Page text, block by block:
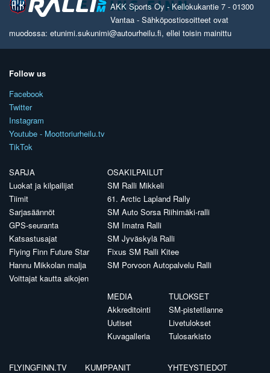
AKK Sports Oy - Kellokukantie 7 - 01300
Vantaa - Sähköpostiosoitteet ovat
muodossa: etunimi.sukunimi@autourheilu.fi, ellei toisin mainittu
Follow us
Facebook
Twitter
Instagram
Youtube - Moottoriurheilu.tv
TikTok
SARJA
Luokat ja kilpailijat
Tiimit
Sarjasäännöt
GPS-seuranta
Katsastusajat
Flying Finn Future Star
Hannu Mikkolan malja
Voittajat kautta aikojen
OSAKILPAILUT
SM Ralli Mikkeli
61. Arctic Lapland Rally
SM Auto Sorsa Riihimäki-ralli
SM Imatra Ralli
SM Jyväskylä Ralli
Fixus SM Ralli Kitee
SM Porvoon Autopalvelu Ralli
MEDIA
Akkreditointi
Uutiset
Kuvagalleria
TULOKSET
SM-pistetilanne
Livetulokset
Tulosarkisto
FLYINGFINN.TV KUMPPANIT YHTEYSTIEDOT